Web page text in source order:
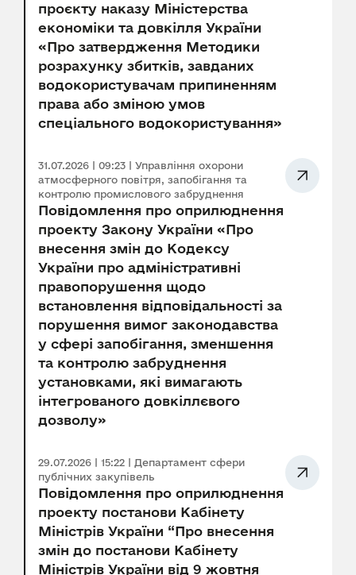
проєкту наказу Міністерства
економіки та довкілля України
«Про затвердження Методики
розрахунку збитків, завданих
водокористувачам припиненням
права або зміною умов
спеціального водокористування»
31.07.2026 | 09:23 | Управління охорони
атмосферного повітря, запобігання та
контролю промислового забруднення
Повідомлення про оприлюднення
проекту Закону України «Про
внесення змін до Кодексу
України про адміністративні
правопорушення щодо
встановлення відповідальності за
порушення вимог законодавства
у сфері запобігання, зменшення
та контролю забруднення
установками, які вимагають
інтегрованого довкіллєвого
дозволу»
29.07.2026 | 15:22 | Департамент сфери
публічних закупівель
Повідомлення про оприлюднення
проекту постанови Кабінету
Міністрів України “Про внесення
змін до постанови Кабінету
Міністрів України від 9 жовтня